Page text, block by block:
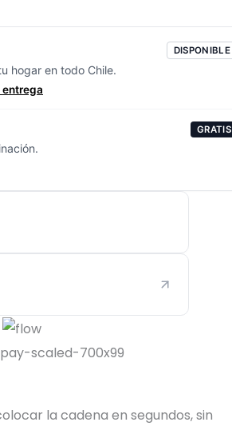
DISPONIBLE
hogar en todo Chile.
entrega
GRATIS
la cadena en segundos, sin